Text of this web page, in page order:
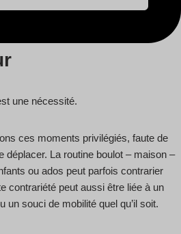
une nécessité.
ces moments privilégiés, faute de
déplacer. La routine boulot – maison –
ou ados peut parfois contrarier
contrariété peut aussi être liée à un
un souci de mobilité quel qu’il soit.